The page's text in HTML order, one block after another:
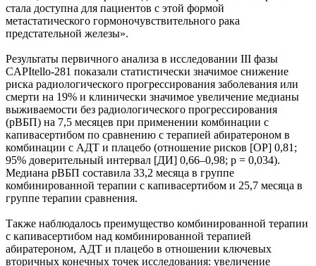
стала доступна для пациентов с этой формой
метастатического гормоночувствительного рака
предстательной железы».
Результаты первичного анализа в исследовании III фазы
CAPItello-281 показали статистически значимое снижение
риска радиологического прогрессирования заболевания или
смерти на 19% и клинически значимое увеличение медианы
выживаемости без радиологического прогрессирования
(рВБП) на 7,5 месяцев при применении комбинации с
капивасертибом по сравнению с терапией абиратероном в
комбинации с АДТ и плацебо (отношение рисков [ОР] 0,81;
95% доверительный интервал [ДИ] 0,66–0,98; p = 0,034).
Медиана рВБП составила 33,2 месяца в группе
комбинированной терапии с капивасертибом и 25,7 месяца в
группе терапии сравнения.
Также наблюдалось преимущество комбинированной терапии
с капивасертибом над комбинированной терапией
абиратероном, АДТ и плацебо в отношении ключевых
вторичных конечных точек исследования: увеличение